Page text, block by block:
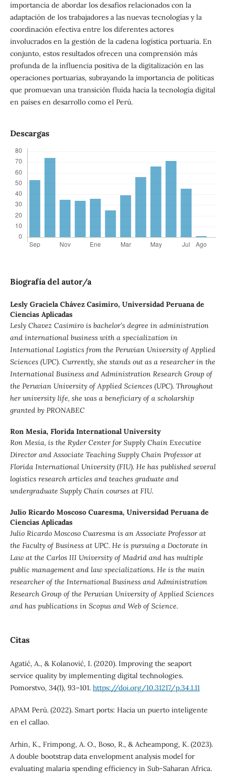
importancia de abordar los desafíos relacionados con la
adaptación de los trabajadores a las nuevas tecnologías y la
coordinación efectiva entre los diferentes actores
involucrados en la gestión de la cadena logística portuaria. En
conjunto, estos resultados ofrecen una comprensión más
profunda de la influencia positiva de la digitalización en las
operaciones portuarias, subrayando la importancia de políticas
que promuevan una transición fluida hacia la tecnología digital
en países en desarrollo como el Perú.
Descargas
Biografía del autor/a
Lesly Graciela Chávez Casimiro, Universidad Peruana de
Ciencias Aplicadas
Lesly Chavez Casimiro is bachelor’s degree in administration
and international business with a specialization in
International Logistics from the Peruvian University of Applied
Sciences (UPC). Currently, she stands out as a researcher in the
International Business and Administration Research Group of
the Peruvian University of Applied Sciences (UPC). Throughout
her university life, she was a beneficiary of a scholarship
granted by PRONABEC
Ron Mesia, Florida International University
Ron Mesia, is the Ryder Center for Supply Chain Executive
Director and Associate Teaching Supply Chain Professor at
Florida International University (FIU). He has published several
logistics research articles and teaches graduate and
undergraduate Supply Chain courses at FIU.
Julio Ricardo Moscoso Cuaresma, Universidad Peruana de
Ciencias Aplicadas
Julio Ricardo Moscoso Cuaresma is an Associate Professor at
the Faculty of Business at UPC. He is pursuing a Doctorate in
Law at the Carlos III University of Madrid and has multiple
public management and law specializations. He is the main
researcher of the International Business and Administration
Research Group of the Peruvian University of Applied Sciences
and has publications in Scopus and Web of Science.
Citas
Agatić, A., & Kolanović, I. (2020). Improving the seaport
service quality by implementing digital technologies.
Pomorstvo, 34(1), 93–101. https://doi.org/10.31217/p.34.1.11
APAM Perú. (2022). Smart ports: Hacia un puerto inteligente
en el callao.
Arhin, K., Frimpong, A. O., Boso, R., & Acheampong, K. (2023).
A double bootstrap data envelopment analysis model for
evaluating malaria spending efficiency in Sub-Saharan Africa.